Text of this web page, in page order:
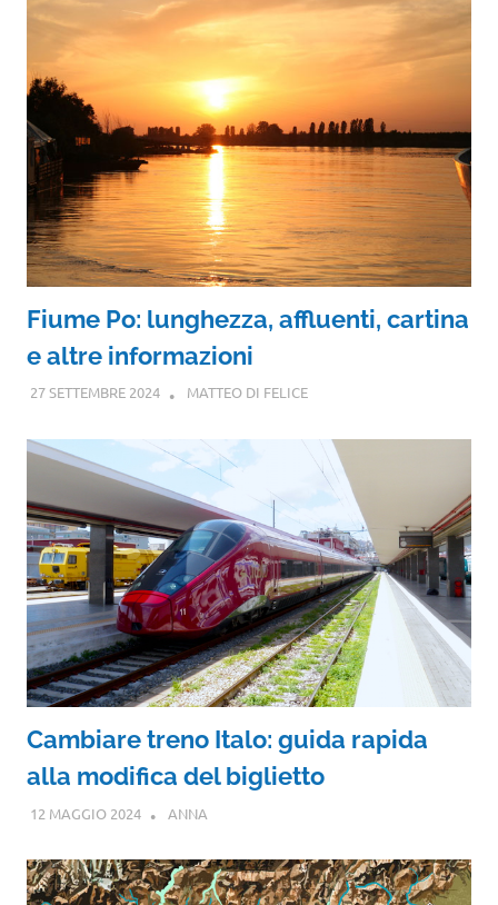
Fiume Po: lunghezza, affluenti, cartina
e altre informazioni
27 SETTEMBRE 2024 MATTEO DI FELICE
Cambiare treno Italo: guida rapida
alla modifica del biglietto
12 MAGGIO 2024 ANNA